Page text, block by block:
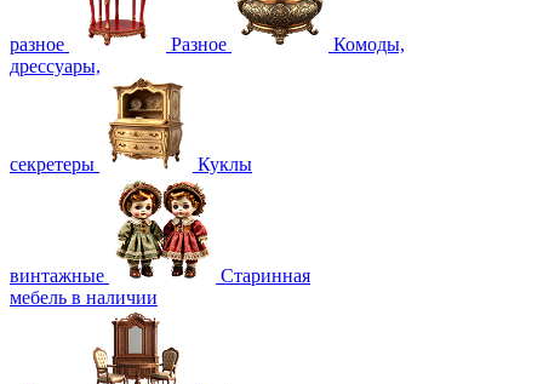
разное Разное
Комоды,
дрессуары,
секретеры Куклы
винтажные
Старинная
мебель в наличии